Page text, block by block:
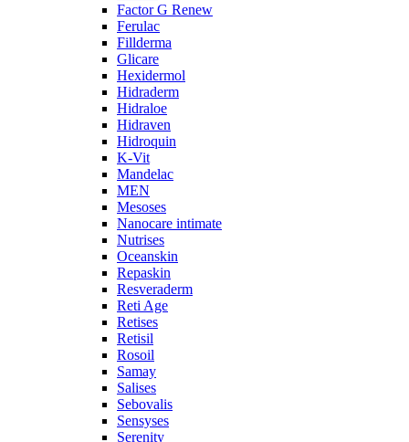
Factor G Renew
Ferulac
Fillderma
Glicare
Hexidermol
Hidraderm
Hidraloe
Hidraven
Hidroquin
K-Vit
Mandelac
MEN
Mesoses
Nanocare intimate
Nutrises
Oceanskin
Repaskin
Resveraderm
Reti Age
Retises
Retisil
Rosoil
Samay
Salises
Sebovalis
Sensyses
Serenity